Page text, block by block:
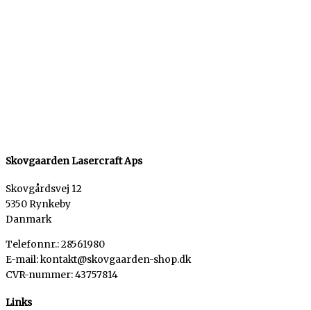
Skovgaarden Lasercraft Aps
Skovgårdsvej 12
5350 Rynkeby
Danmark
Telefonnr.: 28561980
E-mail: kontakt@skovgaarden-shop.dk
CVR-nummer:43757814
Links